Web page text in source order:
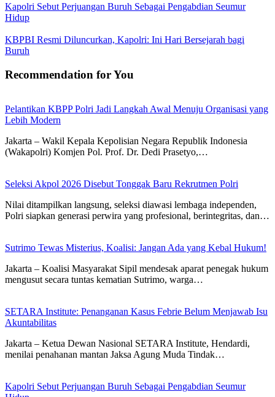
Kapolri Sebut Perjuangan Buruh Sebagai Pengabdian Seumur
Hidup
KBPBI Resmi Diluncurkan, Kapolri: Ini Hari Bersejarah bagi
Buruh
Recommendation for You
Pelantikan KBPP Polri Jadi Langkah Awal Menuju Organisasi yang
Lebih Modern
Jakarta – Wakil Kepala Kepolisian Negara Republik Indonesia
(Wakapolri) Komjen Pol. Prof. Dr. Dedi Prasetyo,…
Seleksi Akpol 2026 Disebut Tonggak Baru Rekrutmen Polri
Nilai ditampilkan langsung, seleksi diawasi lembaga independen,
Polri siapkan generasi perwira yang profesional, berintegritas, dan…
Sutrimo Tewas Misterius, Koalisi: Jangan Ada yang Kebal Hukum!
Jakarta – Koalisi Masyarakat Sipil mendesak aparat penegak hukum
mengusut secara tuntas kematian Sutrimo, warga…
SETARA Institute: Penanganan Kasus Febrie Belum Menjawab Isu
Akuntabilitas
Jakarta – Ketua Dewan Nasional SETARA Institute, Hendardi,
menilai penahanan mantan Jaksa Agung Muda Tindak…
Kapolri Sebut Perjuangan Buruh Sebagai Pengabdian Seumur